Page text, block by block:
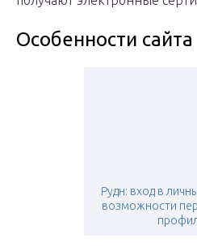
Особенности сайта
Рудн: вход в
возможности